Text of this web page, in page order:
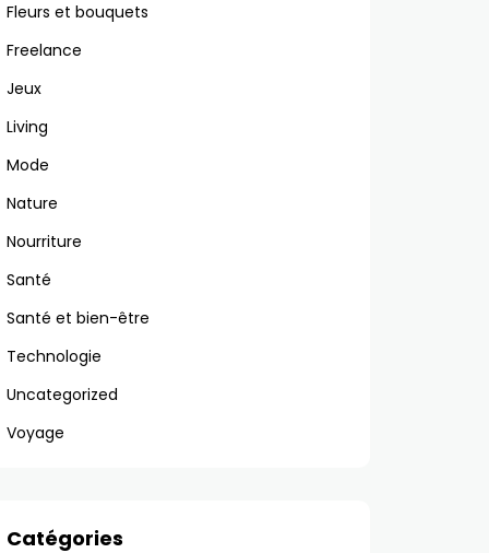
Fleurs et bouquets
Freelance
Jeux
Living
Mode
Nature
Nourriture
Santé
Santé et bien-être
Technologie
Uncategorized
Voyage
Catégories